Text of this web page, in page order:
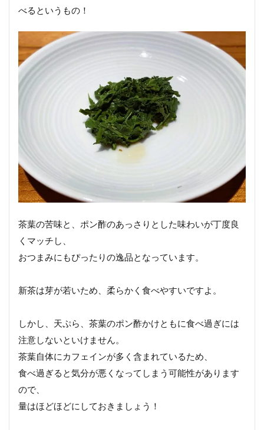
べるというもの！
茶葉の苦味と、ポン酢のあっさりとした味わいが丁度良
くマッチし、
おつまみにもぴったりの逸品となっています。
新茶は芽が若いため、柔らかく食べやすいですよ。
しかし、天ぷら、茶葉のポン酢かけともに食べ過ぎには
注意しないといけません。
茶葉自体にカフェインが多く含まれているため、
食べ過ぎると気分が悪くなってしまう可能性があります
ので、
量はほどほどにしておきましょう！